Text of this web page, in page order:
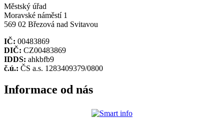
Městský úřad
Moravské náměstí 1
569 02 Březová nad Svitavou
IČ: 00483869
DIČ: CZ00483869
IDDS: ahkbfb9
č.ú.: ČS a.s. 1283409379/0800
Informace od nás